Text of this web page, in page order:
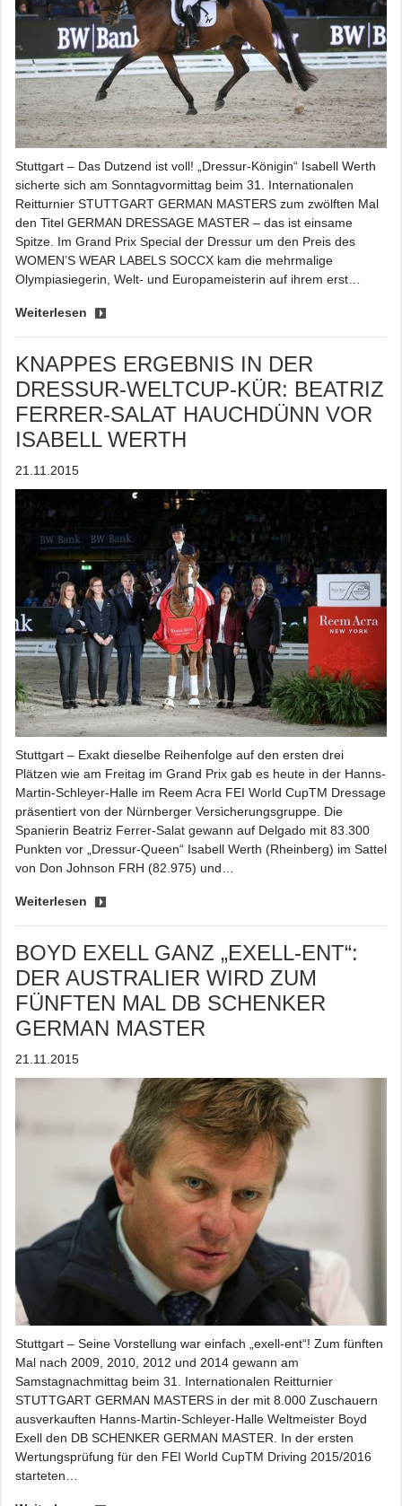
Stuttgart – Das Dutzend ist voll! „Dressur-Königin“ Isabell Werth
sicherte sich am Sonntagvormittag beim 31. Internationalen
Reitturnier STUTTGART GERMAN MASTERS zum zwölften Mal
den Titel GERMAN DRESSAGE MASTER – das ist einsame
Spitze. Im Grand Prix Special der Dressur um den Preis des
WOMEN’S WEAR LABELS SOCCX kam die mehrmalige
Olympiasiegerin, Welt- und Europameisterin auf ihrem erst…
Weiterlesen
KNAPPES ERGEBNIS IN DER
DRESSUR-WELTCUP-KÜR: BEATRIZ
FERRER-SALAT HAUCHDÜNN VOR
ISABELL WERTH
21.11.2015
Stuttgart – Exakt dieselbe Reihenfolge auf den ersten drei
Plätzen wie am Freitag im Grand Prix gab es heute in der Hanns-
Martin-Schleyer-Halle im Reem Acra FEI World CupTM Dressage
präsentiert von der Nürnberger Versicherungsgruppe. Die
Spanierin Beatriz Ferrer-Salat gewann auf Delgado mit 83.300
Punkten vor „Dressur-Queen“ Isabell Werth (Rheinberg) im Sattel
von Don Johnson FRH (82.975) und…
Weiterlesen
BOYD EXELL GANZ „EXELL-ENT“:
DER AUSTRALIER WIRD ZUM
FÜNFTEN MAL DB SCHENKER
GERMAN MASTER
21.11.2015
Stuttgart – Seine Vorstellung war einfach „exell-ent“! Zum fünften
Mal nach 2009, 2010, 2012 und 2014 gewann am
Samstagnachmittag beim 31. Internationalen Reitturnier
STUTTGART GERMAN MASTERS in der mit 8.000 Zuschauern
ausverkauften Hanns-Martin-Schleyer-Halle Weltmeister Boyd
Exell den DB SCHENKER GERMAN MASTER. In der ersten
Wertungsprüfung für den FEI World CupTM Driving 2015/2016
starteten…